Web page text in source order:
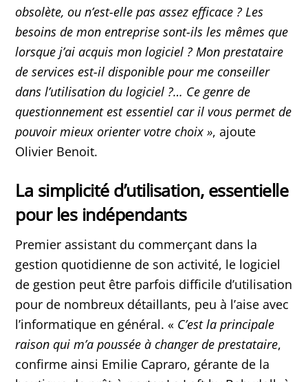
obsolète, ou n’est-elle pas assez efficace ? Les
besoins de mon entreprise sont-ils les mêmes que
lorsque j’ai acquis mon logiciel ? Mon prestataire
de services est-il disponible pour me conseiller
dans l’utilisation du logiciel ?… Ce genre de
questionnement est essentiel car il vous permet de
pouvoir mieux orienter votre choix », ajoute
Olivier Benoit.
La simplicité d’utilisation, essentielle
pour les indépendants
Premier assistant du commerçant dans la
gestion quotidienne de son activité, le logiciel
de gestion peut être parfois difficile d’utilisation
pour de nombreux détaillants, peu à l’aise avec
l’informatique en général. « C’est la principale
raison qui m’a poussée à changer de prestataire,
confirme ainsi Emilie Capraro, gérante de la